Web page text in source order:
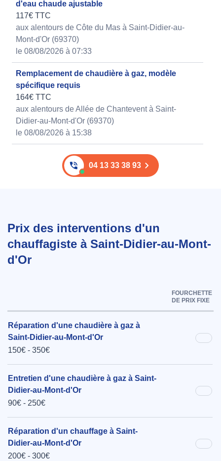
d'eau chaude ajustable
117€ TTC
aux alentours de Côte du Mas à Saint-Didier-au-
Mont-d'Or (69370)
le 08/08/2026 à 07:33
Remplacement de chaudière à gaz, modèle
spécifique requis
164€ TTC
aux alentours de Allée de Chantevent à Saint-
Didier-au-Mont-d'Or (69370)
le 08/08/2026 à 15:38
04 13 33 38 93
Prix des interventions d'un
chauffagiste à Saint-Didier-au-Mont-
d'Or
FOURCHETTE
DE PRIX FIXE
Réparation d'une chaudière à gaz à
Saint-Didier-au-Mont-d'Or
150€ - 350€
Entretien d'une chaudière à gaz à Saint-
Didier-au-Mont-d'Or
90€ - 250€
Réparation d'un chauffage à Saint-
Didier-au-Mont-d'Or
200€ - 300€